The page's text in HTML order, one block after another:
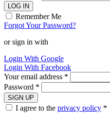
LOG IN
Remember Me
Forgot Your Password?
or sign in with
Login With Google
Login With Facebook
Your email address *
Password *
SIGN UP
I agree to the privacy policy *